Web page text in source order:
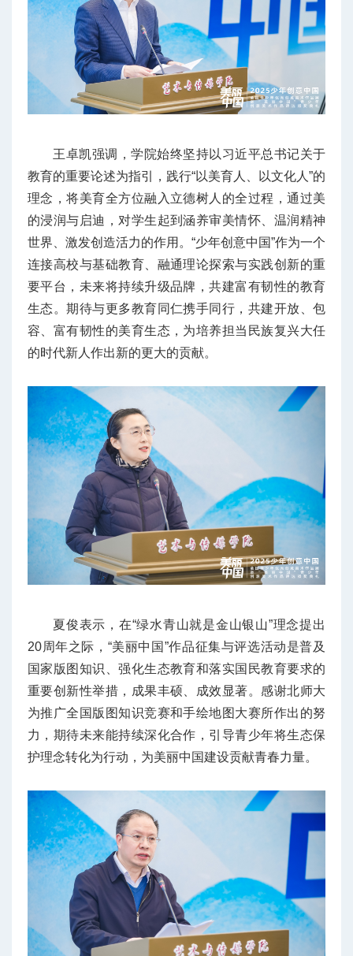
王卓凯强调，学院始终坚持以习近平总书记关于
教育的重要论述为指引，践行“以美育人、以文化人”的
理念，将美育全方位融入立德树人的全过程，通过美
的浸润与启迪，对学生起到涵养审美情怀、温润精神
世界、激发创造活力的作用。“少年创意中国”作为一个
连接高校与基础教育、融通理论探索与实践创新的重
要平台，未来将持续升级品牌，共建富有韧性的教育
生态。期待与更多教育同仁携手同行，共建开放、包
容、富有韧性的美育生态，为培养担当民族复兴大任
的时代新人作出新的更大的贡献。
夏俊表示，在“绿水青山就是金山银山”理念提出
20周年之际，“美丽中国”作品征集与评选活动是普及
国家版图知识、强化生态教育和落实国民教育要求的
重要创新性举措，成果丰硕、成效显著。感谢北师大
为推广全国版图知识竞赛和手绘地图大赛所作出的努
力，期待未来能持续深化合作，引导青少年将生态保
护理念转化为行动，为美丽中国建设贡献青春力量。